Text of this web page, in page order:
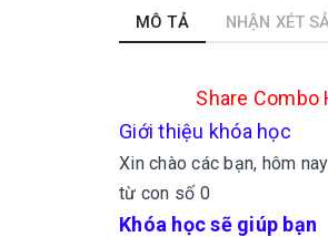
MÔ TẢ NHẬN XÉT
Share Combo
Giới thiệu khóa học
Xin chào các bạn, hôm nay
từ con số 0
Khóa học sẽ giúp bạn